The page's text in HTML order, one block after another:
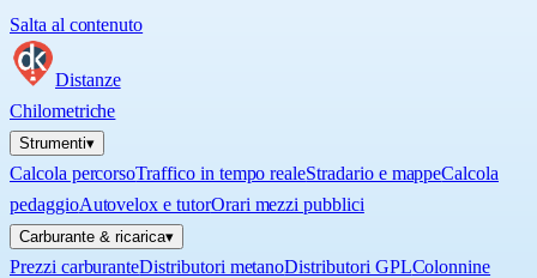
Salta al contenuto
Distanze
Chilometriche
Strumenti▾
Calcola percorsoTraffico in tempo realeStradario e mappeCalcola
pedaggioAutovelox e tutorOrari mezzi pubblici
Carburante & ricarica▾
Prezzi carburanteDistributori metanoDistributori GPLColonnine